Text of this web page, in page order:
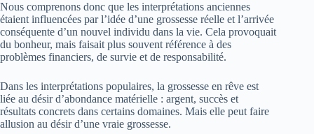
Nous comprenons donc que les interprétations anciennes
étaient influencées par l’idée d’une grossesse réelle et l’arrivée
conséquente d’un nouvel individu dans la vie. Cela provoquait
du bonheur, mais faisait plus souvent référence à des
problèmes financiers, de survie et de responsabilité.
Dans les interprétations populaires, la grossesse en rêve est
liée au désir d’abondance matérielle : argent, succès et
résultats concrets dans certains domaines. Mais elle peut faire
allusion au désir d’une vraie grossesse.